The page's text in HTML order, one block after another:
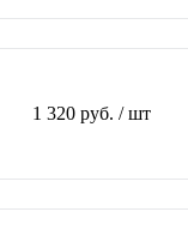
1 320 руб. / шт